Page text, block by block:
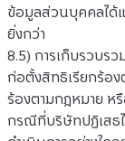
ข้อมูลส่วนบุคคลได้
ยิ่งกว่า
8.5) การเก็บรวบร
ก่อตั้งสิทธิเรียกร้อ
ร้องตามกฎหมาย ห
กรณีที่บริษัทปฏิเสธ